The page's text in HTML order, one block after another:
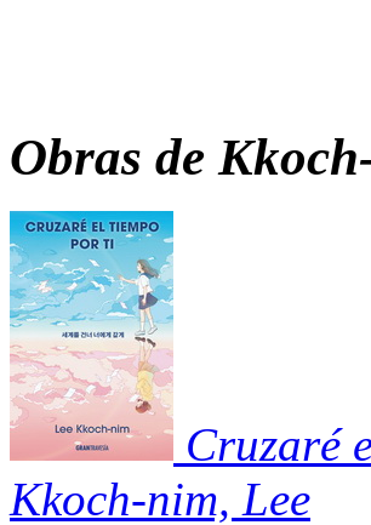
Obras de
Cruzaré
Kkoch-nim, Lee